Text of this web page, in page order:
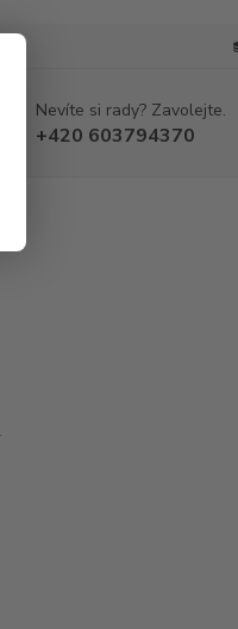
Nevíte si rady? Zavolejte.
+420 603794370